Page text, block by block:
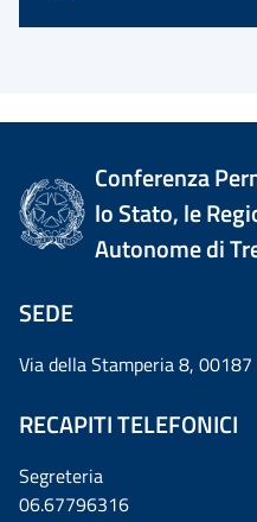
Conferenza
lo Stato, le
Autonome di
SEDE
Via della Stamperia 8, 00187
RECAPITI TELEFONICI
Segreteria
06.67796316